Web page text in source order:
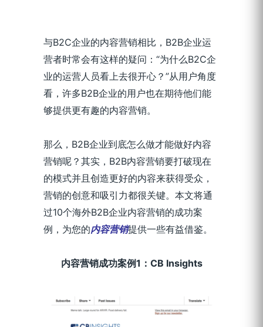
与B2C企业的内容营销相比，B2B企业运
营者时常会有这样的疑问：“为什么B2C企
业的运营人员看上去很开心？”从用户角度
看，许多B2B企业的用户也在期待他们能
够提供更有趣的内容营销。
那么，B2B企业到底怎么做才能做好内容
营销呢？其实，B2B内容营销要打破现在
的模式并且创造更好的内容来获得受众，
营销的创意和吸引力都很关键。本文将通
过10个海外B2B企业内容营销的成功案
例，为您的内容营销提供一些有益借鉴。
内容营销成功案例1：CB Insights